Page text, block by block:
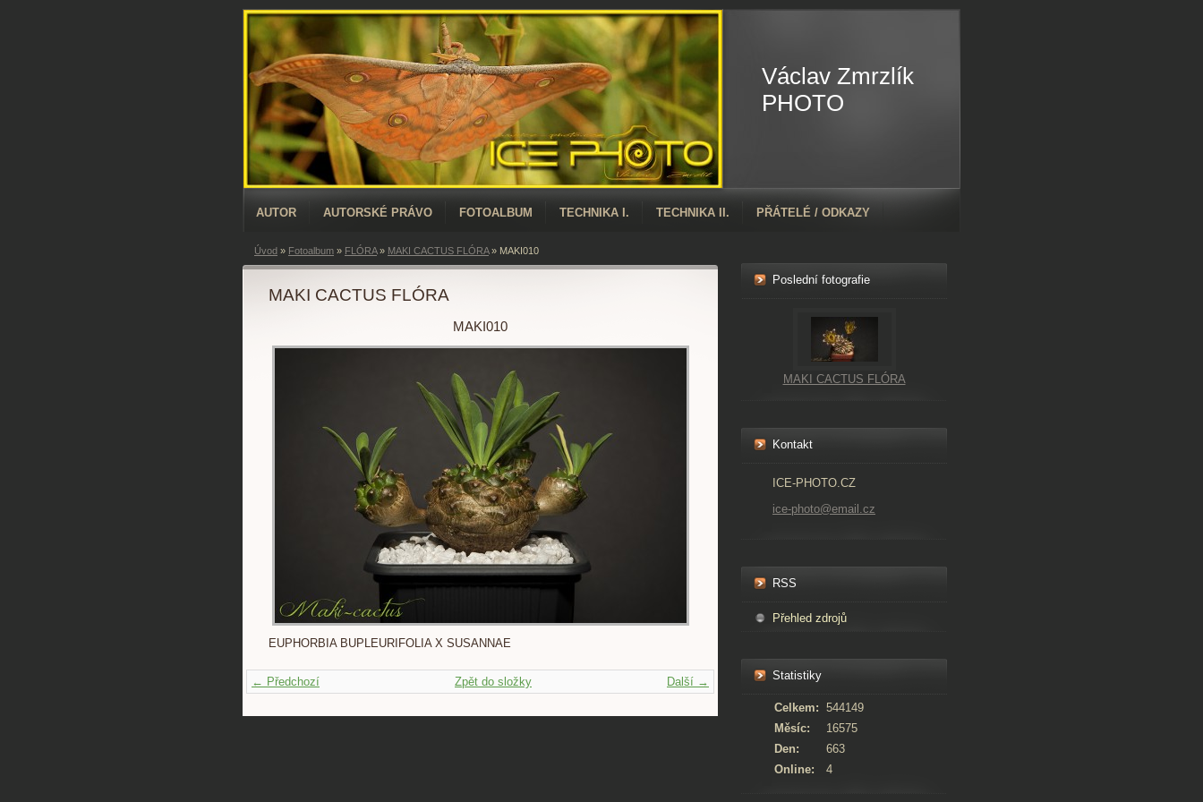
Václav Zmrzlík
PHOTO
AUTOR AUTORSKÉ PRÁVO FOTOALBUM TECHNIKA I. TECHNIKA II. PŘÁTELÉ / ODKAZY
Poslední fotografie
MAKI CACTUS FLÓRA
Kontakt
ICE-PHOTO.CZ
ice-photo@email.cz
RSS
Přehled zdrojů
Statistiky
Online: 4
Celkem: 544149
Měsíc:
16575
Den:
663
Úvod » Fotoalbum » FLÓRA» MAKI CACTUS FLÓRA» MAKI010
MAKI CACTUS FLÓRA
MAKI010
EUPHORBIA BUPLEURIFOLIA X SUSANNAE
← Předchozí Další →
Zpět do složky